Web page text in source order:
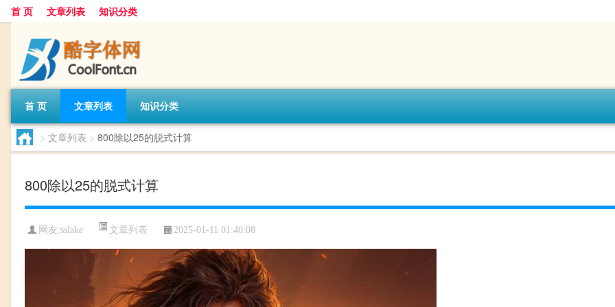
首 页 文章列表 知识分类
首 页 文章列表 知识分类
> 文章列表 > 800除以25的脱式计算
800除以25的脱式计算
网友:sslake 文章列表 2025-01-11 01:40:08